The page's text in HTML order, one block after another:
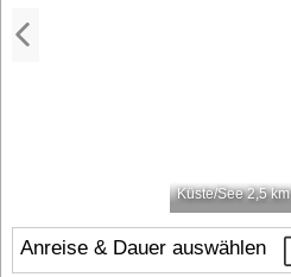
Küste/See 2,5 km
Anreise & Dauer auswählen